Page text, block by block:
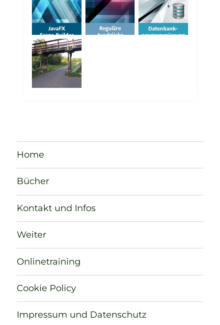
Home
Bücher
Kontakt und Infos
Weiter
Onlinetraining
Cookie Policy
Impressum und Datenschutz